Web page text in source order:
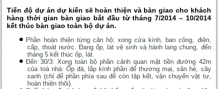
Tiến độ dự án dự kiến sẽ hoàn thiện và bàn giao cho khách
hàng thời gian bàn giao bắt đầu từ tháng 7/2014 – 10/2014
kết thúc bàn giao toàn bộ dự án.
Phần hoàn thiện từng căn hộ: xong cửa kính, ban công, điện,
cấp, thoát nước. Đang ốp, lát vệ sinh và hành lang chung, đến
tháng 5 kết thúc ốp, lát.
Đến 30/3: Xong toàn bộ phần cảnh quan mặt tiền đường 42m
của toà nhà: Ốp đá, lắp kính phần đế thương mại, sân hè, cây
xanh (chỉ để phần phía sau để còn tập kết, vận chuyển vật tư,
hoàn thiện thôi).